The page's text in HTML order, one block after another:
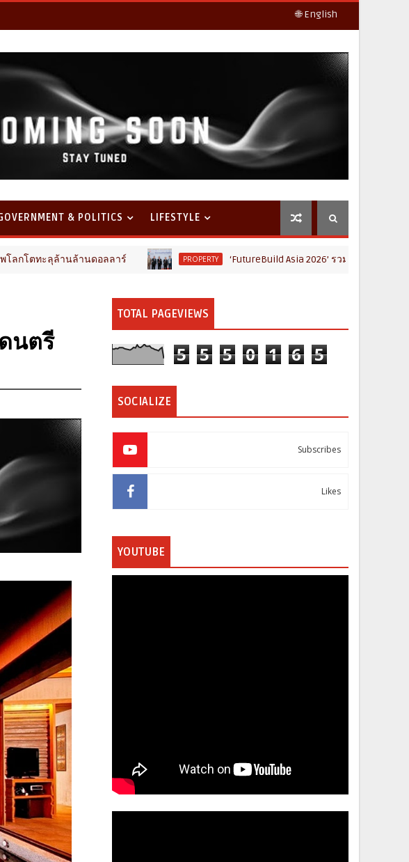
🌐 English
& POLITICS LIFESTYLE
ดอลลาร์ PROPERTY ‘FutureBuild Asia 2026’ รวมขุนพลคนก่อสร้าง ขนคอนเทนต์
นตรี
TOTAL PAGEVIEWS
5 5 5 0 1 6 5
SOCIALIZE
Subscribes
Likes
YOUTUBE